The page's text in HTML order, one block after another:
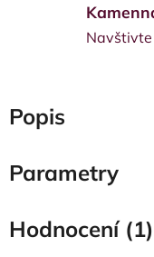
Navštivte
Popis
Parametry
Hodnocení (1)